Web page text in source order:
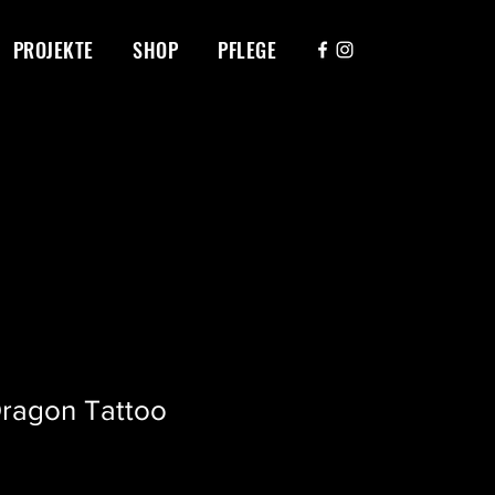
PROJEKTE SHOP PFLEGE
Tattoo